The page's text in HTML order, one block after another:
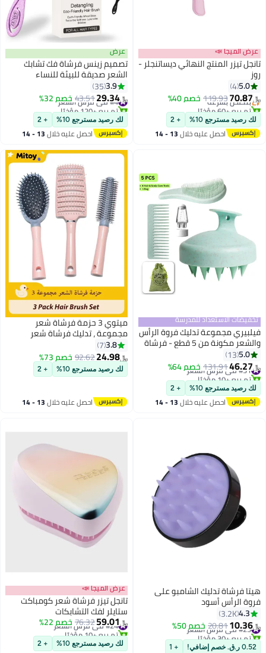
عرض الميجا 📣
تانجل تيزر المنتج النهائي ديساتنجلر -
روز
5.0
4
﷼‏70.87
119.93خصم 40%
#5 في فرش الشعر
أقل سعر في 7 يوم
بتخلّص بسرعة
تم بيع +60 مؤخرًا
#5 في فرش الشعر
لك رصيد مسترجع 10% + 2
احصل عليه خلال 13 - 14
عرض
تصميم زينس فرشاة فك تشابك
الشعر صديقة للبيئة للنساء
والأطفال والرجال - لطيفة على
الشعر وفروة الرأس - مثالية للشعر
المستقيم والمجعد والمبلل باللون
البيج والوردي والأزرق والأسود
3.9
35
﷼‏29.34
43.51خصم 32% #4 في فرش الشعر
تم بيع +120 مؤخرًا
#4 في فرش الشعر
لك رصيد مسترجع 10% + 2
احصل عليه خلال 13 - 14
تخفيضات الاستعداد للمدرسة
فيلبيري مجموعة تدليك فروة الرأس
والشعر مكونة من 5 قطع - فرشاة
شامبو، فرشاة فك تشابك الشعر،
مشط واسع الأسنان، وزجاجة لوضع
الزيت، مجموعة كاملة للعناية
بالشعر
5.0
13
﷼‏46.27
131.91خصم 64% #31 في فرش الشعر
تم بيع +10 مؤخرًا
#31 في فرش الشعر
لك رصيد مسترجع 10% + 2
احصل عليه خلال 13 - 14
ميتوي 3 حزمة فرشاة شعر
مجموعة ، تدليك فرشاة شعر
منحنى فرشاة فرشاة مستديرة ،
للنساء الرجال ، مناسبة ل الرطب
الجاف هاي
3.8
7
﷼‏24.98
92.62خصم 73%
لك رصيد مسترجع 10% + 2
احصل عليه خلال 13 - 14
هيتا فرشاة تدليك الشامبو على
فروة الرأس أسود
4.3
3.2K
﷼‏10.36
20.81خصم 50% #23 في فرش الشعر
تم بيع +30 مؤخرًا
#23 في فرش الشعر
0.52 ر.ق. خصم إضافي! + 1
عرض الميجا 📣
تانجل تيزر فرشاة شعر كومباكت
ستايلر لفك التشابكات
﷼‏ 59.01
76.32خصم 22% #24 في فرش الشعر
تم بيع +10 مؤخرًا
#24 في فرش الشعر
لك رصيد مسترجع 10% + 2